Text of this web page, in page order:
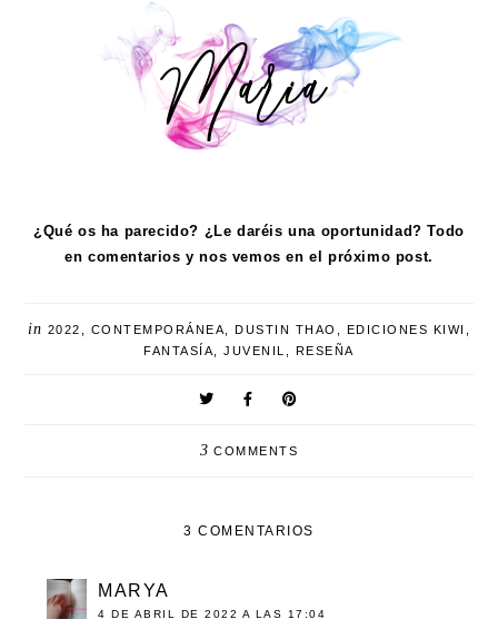
¿Qué os ha parecido? ¿Le daréis una oportunidad? Todo
en comentarios y nos vemos en el próximo post.
in 2022 CONTEMPORÁNEA DUSTIN THAO EDICIONES KIWI
FANTASÍA
,JUVENIL RESEÑA
3 COMMENTS
3 COMENTARIOS
MARYA
4 DE ABRIL DE 2022 A LAS 17:04